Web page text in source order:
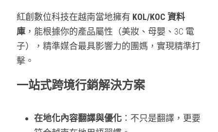
紅創數位科技在越南當地擁有 KOL/KOC 資料
庫 ，能根據你的產品屬性（美妝、母嬰、3C 電
子），精準媒合最具影響力的團媽，實現精準打
擊。
一站式跨境行銷解決方案
在地化內容翻譯與優化 ：不只是翻譯，更要